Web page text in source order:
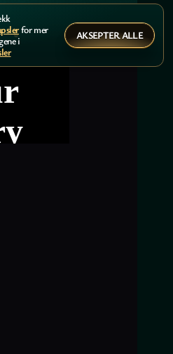
for mer
i
AKSEPTER ALLE